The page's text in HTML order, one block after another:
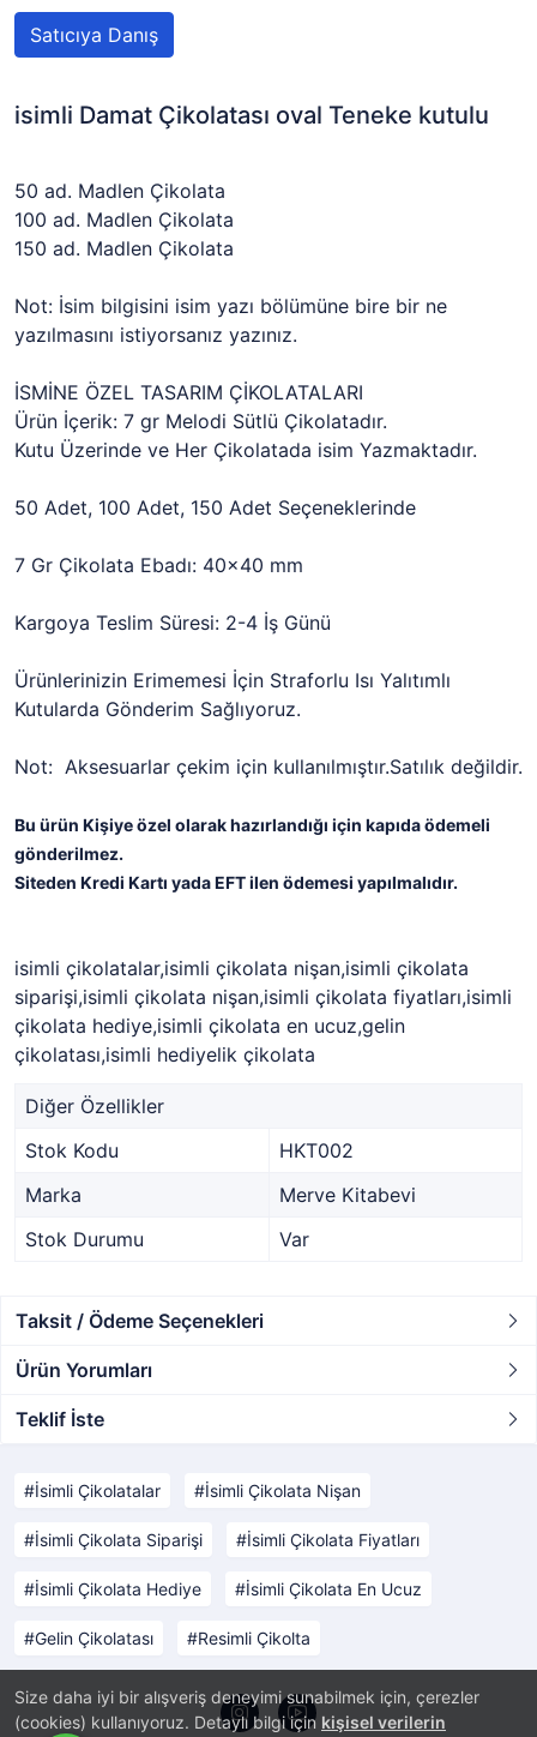
Size daha iyi bir alışveriş deneyimi sunabilmek için, çerezler
(cookies) kullanıyoruz. Detaylı bilgi için kişisel verilerin
Satıcıya Danış
isimli Damat Çikolatası oval Teneke kutulu
50 ad. Madlen Çikolata
100 ad. Madlen Çikolata
150 ad. Madlen Çikolata
Not: İsim bilgisini isim yazı bölümüne bire bir ne
yazılmasını istiyorsanız yazınız.
İSMİNE ÖZEL TASARIM ÇİKOLATALARI
Ürün İçerik: 7 gr Melodi Sütlü Çikolatadır.
Kutu Üzerinde ve Her Çikolatada isim Yazmaktadır.
50 Adet, 100 Adet, 150 Adet Seçeneklerinde
7 Gr Çikolata Ebadı: 40x40 mm
Kargoya Teslim Süresi: 2-4 İş Günü
Ürünlerinizin Erimemesi İçin Straforlu Isı Yalıtımlı
Kutularda Gönderim Sağlıyoruz.
Not: Aksesuarlar çekim için kullanılmıştır.Satılık değildir.
Bu ürün Kişiye özel olarak hazırlandığı için kapıda ödemeli
gönderilmez.
Siteden Kredi Kartı yada EFT ilen ödemesi yapılmalıdır.
isimli çikolatalar,isimli çikolata nişan,isimli çikolata
siparişi,isimli çikolata nişan,isimli çikolata fiyatları,isimli
çikolata hediye,isimli çikolata en ucuz,gelin
çikolatası,isimli hediyelik çikolata
Diğer Özellikler
Stok Kodu
HKT002
Marka
Merve Kitabevi
Stok Durumu
Var
Taksit / Ödeme Seçenekleri
Ürün Yorumları
Teklif İste
İsimli Çikolatalar İsimli Çikolata Nişan
İsimli Çikolata Siparişi İsimli Çikolata Fiyatları
İsimli Çikolata Hediye İsimli Çikolata En Ucuz
Gelin Çikolatası Resimli Çikolta